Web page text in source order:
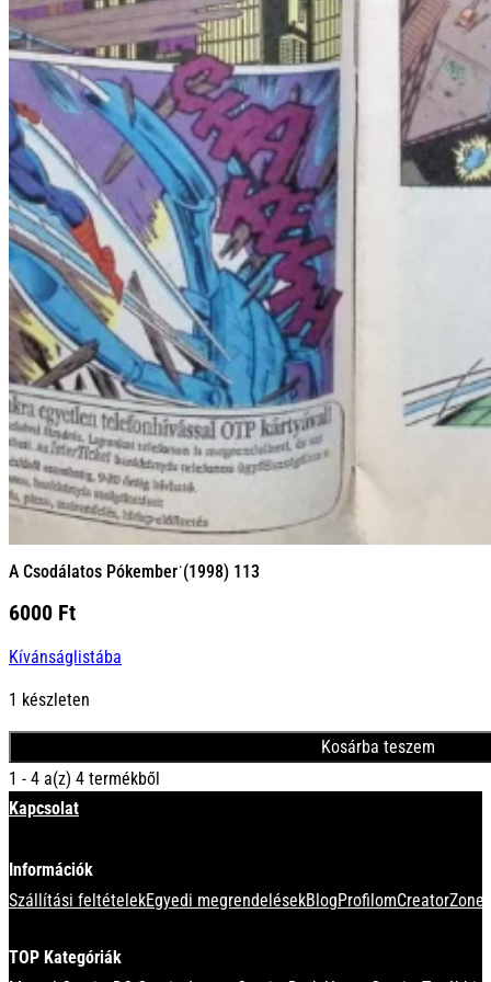
A Csodálatos Pókember˙(1998) 113
6000 Ft
Kívánságlistába
1 készleten
Kosárba teszem
1 - 4 a(z) 4 termékből
Kapcsolat
Információk
Szállítási feltételekEgyedi megrendelésekBlogProfilom
TOP Kategóriák